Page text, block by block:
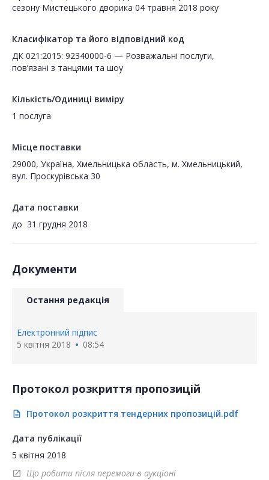
сезону Мистецького дворика 04 травня 2018 року
Класифікатор та його відповідний код
ДК 021:2015: 92340000-6 — Розважальні послуги,
пов’язані з танцями та шоу
Кількість/Одиниці виміру
1 послуга
Місце поставки
29000, Україна, Хмельницька область, м. Хмельницький,
вул. Проскурівська 30
Дата поставки
до 31 грудня 2018
Документи
Остання редакція
Електронний підпис
5 квітня 2018
08:54
Протокол розкриття пропозицій
description Протокол розкриття тендерних пропозицій.pdf
Дата публікації
5 квітня 2018
open_in_new Що робити після перемоги в аукціоні